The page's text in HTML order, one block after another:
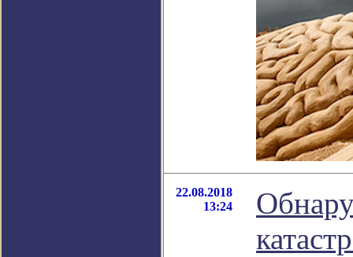
22.08.2018
13:24